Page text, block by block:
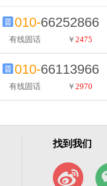
010-66252866
有线固话 ￥2475
010-66113966
有线固话 ￥2970
找到我们